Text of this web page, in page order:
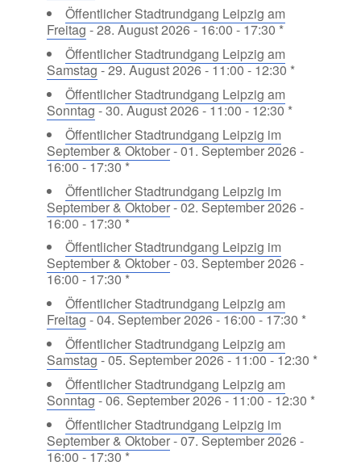
Öffentlicher Stadtrundgang Leipzig am
Freitag- 28. August 2026 - 16:00 - 17:30 *
Öffentlicher Stadtrundgang Leipzig am
Samstag- 29. August 2026 - 11:00 - 12:30 *
Öffentlicher Stadtrundgang Leipzig am
Sonntag- 30. August 2026 - 11:00 - 12:30 *
Öffentlicher Stadtrundgang Leipzig im
September & Oktober- 01. September 2026 -
16:00 - 17:30 *
Öffentlicher Stadtrundgang Leipzig im
September & Oktober- 02. September 2026 -
16:00 - 17:30 *
Öffentlicher Stadtrundgang Leipzig im
September & Oktober- 03. September 2026 -
16:00 - 17:30 *
Öffentlicher Stadtrundgang Leipzig am
Freitag- 04. September 2026 - 16:00 - 17:30 *
Öffentlicher Stadtrundgang Leipzig am
Samstag- 05. September 2026 - 11:00 - 12:30 *
Öffentlicher Stadtrundgang Leipzig am
Sonntag- 06. September 2026 - 11:00 - 12:30 *
Öffentlicher Stadtrundgang Leipzig im
September & Oktober- 07. September 2026 -
16:00 - 17:30 *